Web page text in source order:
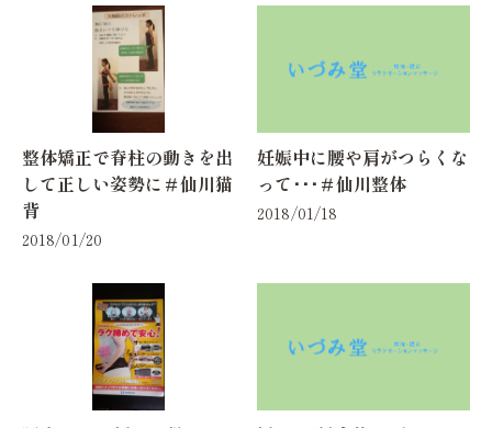
整体矯正で脊柱の動きを出
して正しい姿勢に＃仙川猫
背
2018/01/20
妊娠中に腰や肩がつらくな
って･･･＃仙川整体
2018/01/18